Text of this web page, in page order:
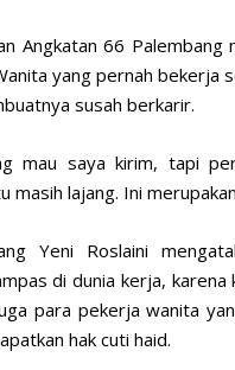
Angkatan 66
yang pernah bekerja
susah berkarir.
mau saya kirim, tapi
lajang. Ini
Yeni Roslaini
di dunia kerja,
para pekerja wanita
hak cuti haid.